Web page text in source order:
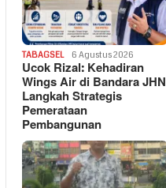
TABAGSEL 6 Agustus 2026
Ucok Rizal: Kehadiran
Wings Air di Bandara JHN
Langkah Strategis
Pemerataan
Pembangunan